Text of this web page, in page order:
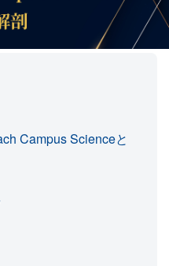
Campus Scienceと